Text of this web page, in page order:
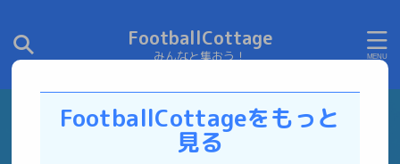
FootballCottage
みんなと集おう！
FootballCottageをもっと
見る